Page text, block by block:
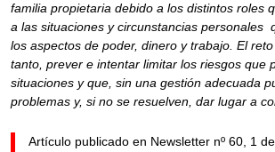
familia propietaria debido a los distintos roles
a las situaciones y circunstancias personales
los aspectos de poder, dinero y trabajo. El
tanto, prever e intentar limitar los riesgos que
situaciones y que, sin una gestión adecuada
problemas y, si no se resuelven, dar lugar a
Artículo publicado en Newsletter nº 60, 1